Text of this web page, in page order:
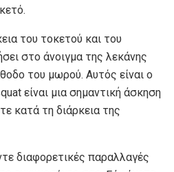
του τοκετού και του
στο άνοιγμα της λεκάνης
του μωρού. Αυτός είναι ο
είναι μια σημαντική άσκηση
κατά τη διάρκεια της
διαφορετικές παραλλαγές